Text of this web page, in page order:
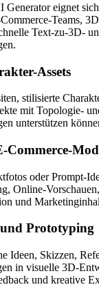
eignet
Teams,
Text-zu-3D-
Assets
stilisierte
mit Topologie-
unterstützen
oder Prompt-
Online-
und
Prototyping
Ideen, Skizzen,
in visuelle 3D-
und kreative